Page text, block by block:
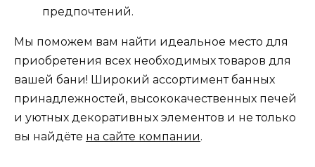
предпочтений.
Мы поможем вам найти идеальное место для
приобретения всех необходимых товаров для
вашей бани! Широкий ассортимент банных
принадлежностей, высококачественных печей
и уютных декоративных элементов и не только
вы найдёте на сайте компании.